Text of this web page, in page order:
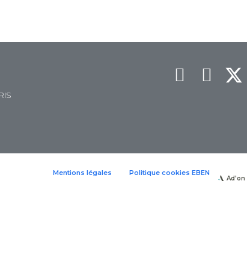
Mentions légales Politique cookies EBEN
Ad'on